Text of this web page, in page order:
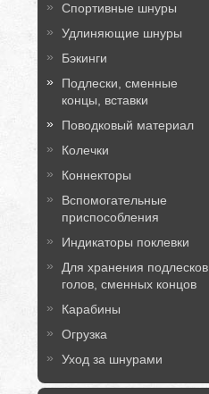
Спортивные шнуры
Удлиняющие шнуры
Бэкинги
Подлески, сменные
концы, вставки
Поводковый материал
Колечки
Коннекторы
Вспомогательные
приспособления
Индикаторы поклевки
Для хранения подлесков,
голов, сменных концов
Карабины
Огрузка
Уход за шнурами